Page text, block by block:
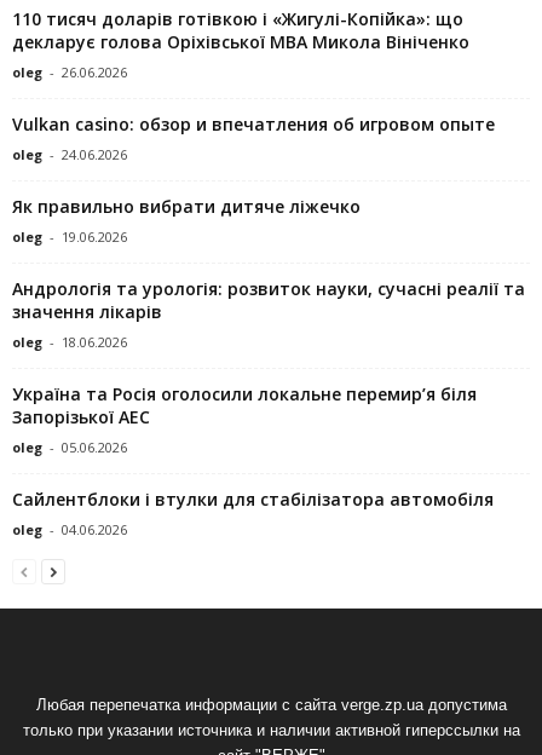
110 тисяч доларів готівкою і «Жигулі-Копійка»: що
декларує голова Оріхівської МВА Микола Вініченко
oleg - 26.06.2026
Vulkan casino: обзор и впечатления об игровом опыте
oleg - 24.06.2026
Як правильно вибрати дитяче ліжечко
oleg - 19.06.2026
Андрологія та урологія: розвиток науки, сучасні реалії та
значення лікарів
oleg - 18.06.2026
Україна та Росія оголосили локальне перемир’я біля
Запорізької АЕС
oleg - 05.06.2026
Сайлентблоки і втулки для стабілізатора автомобіля
oleg - 04.06.2026
Любая перепечатка информации с сайта verge.zp.ua допустима
только при указании источника и наличии активной гиперссылки на